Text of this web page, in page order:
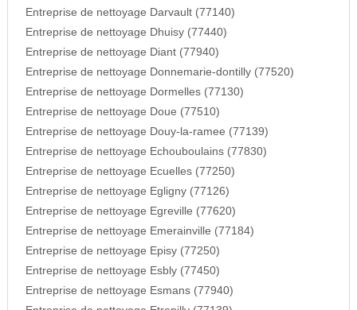
Entreprise de nettoyage Darvault (77140)
Entreprise de nettoyage Dhuisy (77440)
Entreprise de nettoyage Diant (77940)
Entreprise de nettoyage Donnemarie-dontilly (77520)
Entreprise de nettoyage Dormelles (77130)
Entreprise de nettoyage Doue (77510)
Entreprise de nettoyage Douy-la-ramee (77139)
Entreprise de nettoyage Echouboulains (77830)
Entreprise de nettoyage Ecuelles (77250)
Entreprise de nettoyage Egligny (77126)
Entreprise de nettoyage Egreville (77620)
Entreprise de nettoyage Emerainville (77184)
Entreprise de nettoyage Episy (77250)
Entreprise de nettoyage Esbly (77450)
Entreprise de nettoyage Esmans (77940)